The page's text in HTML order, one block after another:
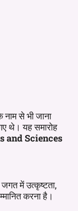
से भी जाना
थे। यह समारोह
and Sciences
जगत में उत्कृष्टता,
करना है।